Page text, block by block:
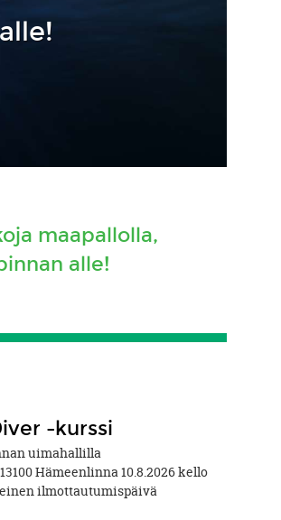
maapallolla,
alle!
-kurssi
uimahallilla
Hämeenlinna 10.8.2026 kello
ilmottautumispäivä